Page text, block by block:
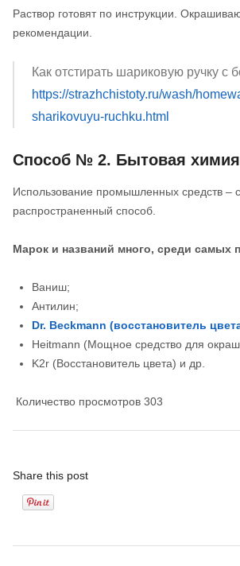
Раствор готовят по инструкции.
рекомендации.
Как отстирать шариковую ручку с
https://strazhchistoty.ru/wash/
sharikovuyu-ruchku.html
Способ № 2. Бытовая химия
Использование промышленных средств –
распространенный способ.
Марок и названий много, среди самых
Ваниш;
Антилин;
Dr. Beckmann (восстановитель
Heitmann (Мощное средство для
K2r (Восстановитель цвета) и др.
Количество просмотров 303
Share this post